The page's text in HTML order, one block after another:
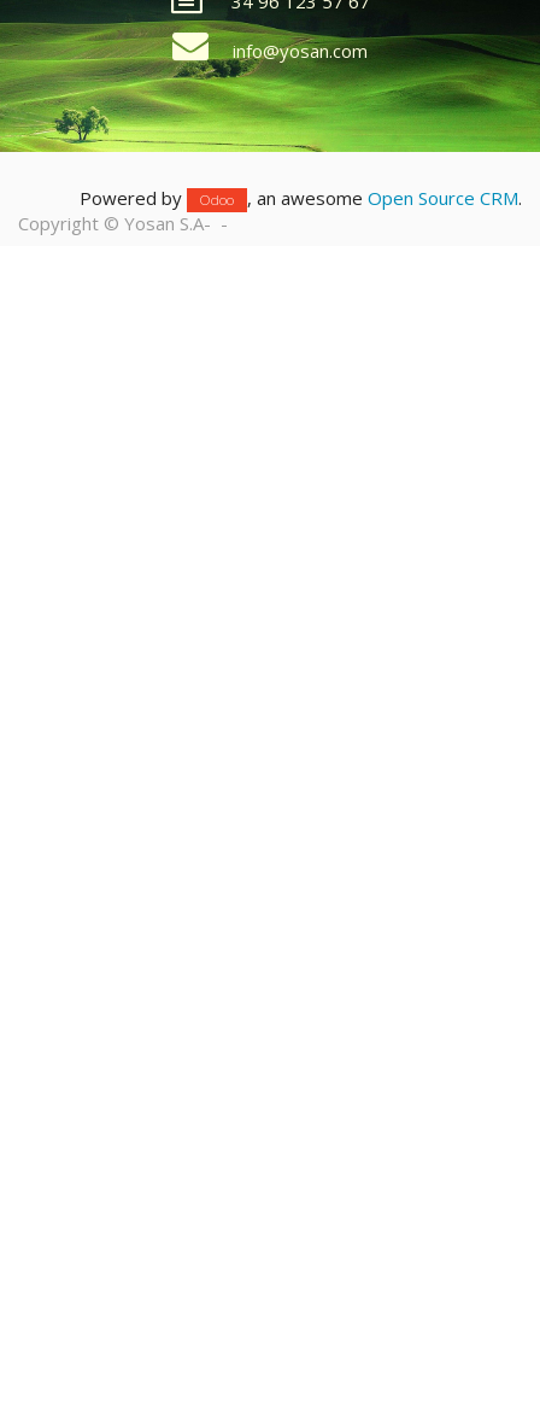
info@yosan.com
Powered by Odoo , an awesome Open Source CRM.
Copyright © Yosan S.A- -